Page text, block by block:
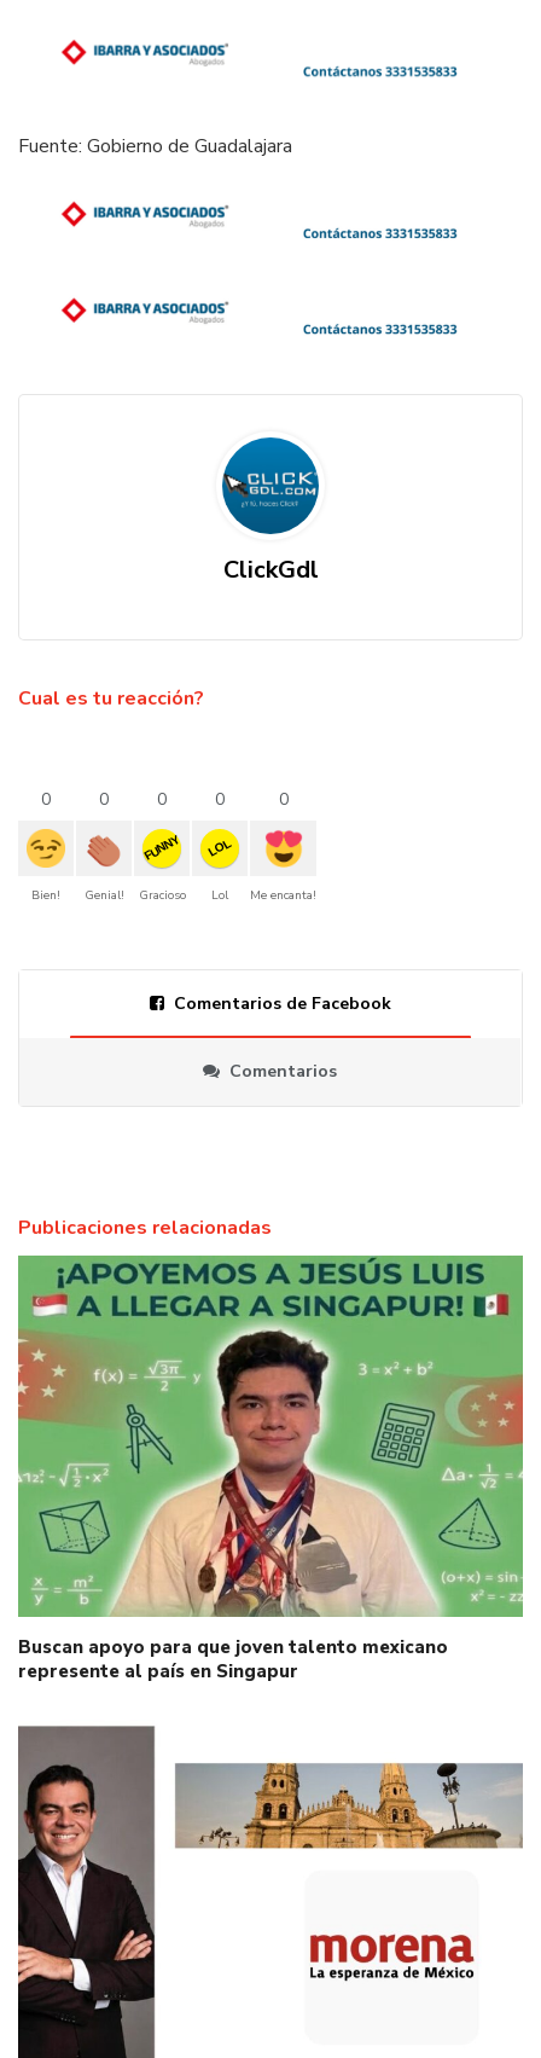
Fuente: Gobierno de Guadalajara
ClickGdl
Cual es tu reacción?
0
Bien!
0
Genial!
0
FUNNY
Gracioso
0
LOL
Lol
0
Me encanta!
Comentarios de Facebook
Comentarios
Publicaciones relacionadas
Buscan apoyo para que joven talento mexicano
represente al país en Singapur